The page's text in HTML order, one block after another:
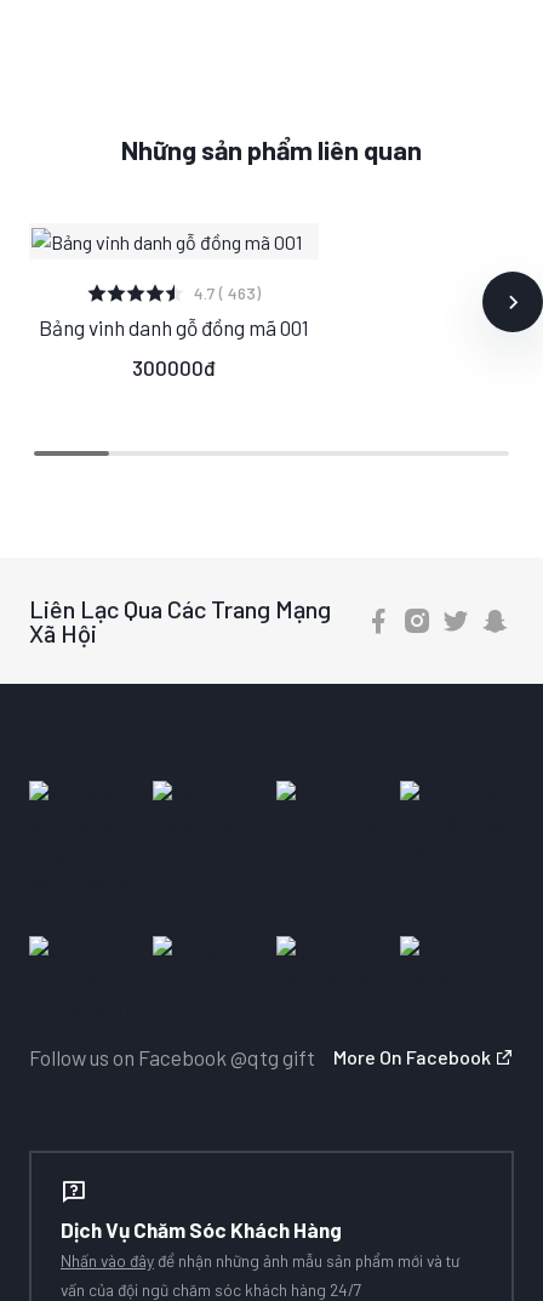
Những sản phẩm liên quan
XEM CHI TIẾT
S M L
4.7 ( 463)
Bảng vinh danh gỗ đồng mã 001
300000đ
Liên Lạc Qua Các Trang Mạng
Xã Hội
Follow us on Facebook @qtg gift More On Facebook
Dịch Vụ Chăm Sóc Khách Hàng
Nhấn vào đây để nhận những ảnh mẫu sản phẩm mới và tư
vấn của đội ngũ chăm sóc khách hàng 24/7